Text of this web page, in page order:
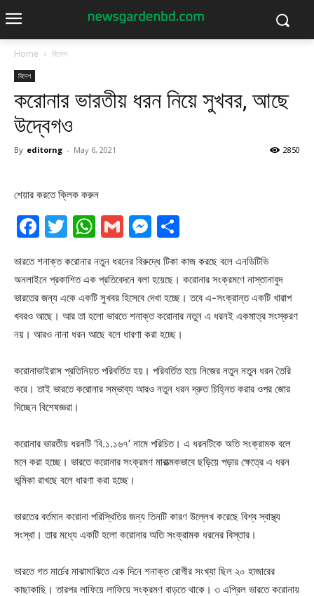
Home বিদেশ
বিদেশ
করোনার ভারতীয় ধরন নিয়ে সুখবর, আছে
উদ্বেগও
By editorng - May 6, 2021 2850
শেয়ার করতে ক্লিক করুন
Facebook
Twitter
WhatsApp
GmailMessenger
ভারতে শনাক্ত করোনার নতুন ধরনের বিরুদ্ধে টিকা কাজ করছে বলে এনডিটিভি
অনলাইনে প্রকাশিত এক প্রতিবেদনে বলা হয়েছে। করোনার সংক্রমণে নাস্তানাবুদ
ভারতের জন্য একে একটি সুখবর হিসেবে দেখা হচ্ছে। তবে এ-সংক্রান্ত একটি খারাপ
খবরও আছে। আর তা হলো ভারতে শনাক্ত করোনার নতুন এ ধরনই একমাত্র সংস্করণ
নয়। আরও নানা ধরন আছে বলে ধারণা করা হচ্ছে।
করোনাভাইরাস প্রতিনিয়ত পরিবর্তিত হয়। পরিবর্তিত হয়ে নিজের নতুন নতুন ধরন তৈরি
করে। তাই ভারতে করোনার সম্ভাব্য আরও নতুন ধরন দ্রুত চিহ্নিত করার ওপর জোর
দিচ্ছেন বিশেষজ্ঞরা।
করোনার ভারতীয় ধরনটি ‘বি.১.১৬৭’ নামে পরিচিত। এ ধরনটিকে অতি সংক্রামক বলে
মনে করা হচ্ছে। ভারতে করোনার সংক্রমণ মারাত্মকভাবে ছড়িয়ে পড়ার ক্ষেত্রে এ ধরন
ভূমিকা রাখছে বলে ধারণা করা হচ্ছে।
ভারতের বর্তমান করোনা পরিস্থিতির জন্য তিনটি কারণ উল্লেখ করেছে বিশ্ব স্বাস্থ্য
সংস্থা। তার মধ্যে একটি হলো করোনার অতি সংক্রামক ধরনের বিস্তার।
ভারতে গত মার্চের মাঝামাঝিতে এক দিনে শনাক্ত রোগীর সংখ্যা ছিল ২০ হাজারের
কাছাকাছি। তারপর লাফিয়ে লাফিয়ে সংক্রমণ বাড়তে থাকে। ৩ এপ্রিল ভারতে করোনায়